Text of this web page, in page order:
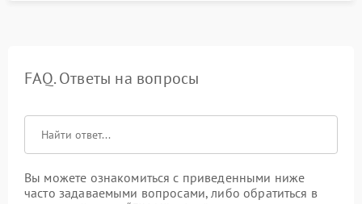
FAQ. Ответы на вопросы
Вы можете ознакомиться с приведенными ниже
часто задаваемыми вопросами, либо обратиться в